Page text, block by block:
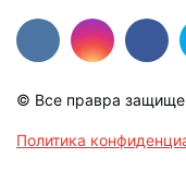
© Все правра
Политика